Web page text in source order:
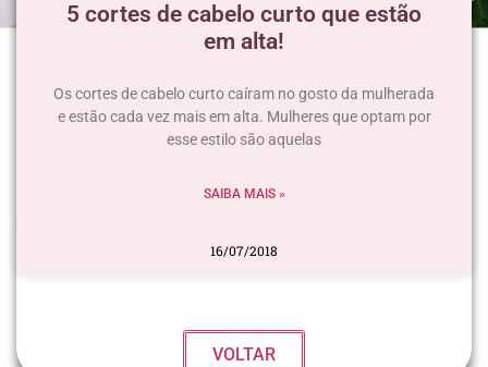
5 cortes de cabelo curto que estão
em alta!
Os cortes de cabelo curto caíram no gosto da mulherada
e estão cada vez mais em alta. Mulheres que optam por
esse estilo são aquelas
SAIBA MAIS »
16/07/2018
VOLTAR